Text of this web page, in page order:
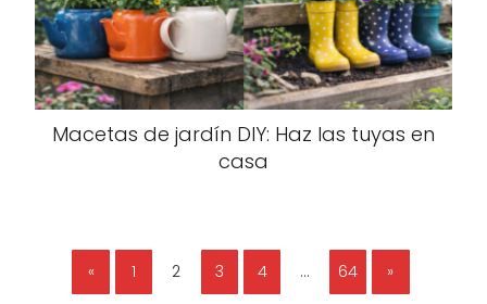
Macetas de jardín DIY: Haz las tuyas en
casa
« 1 2 3 4 … 64 »